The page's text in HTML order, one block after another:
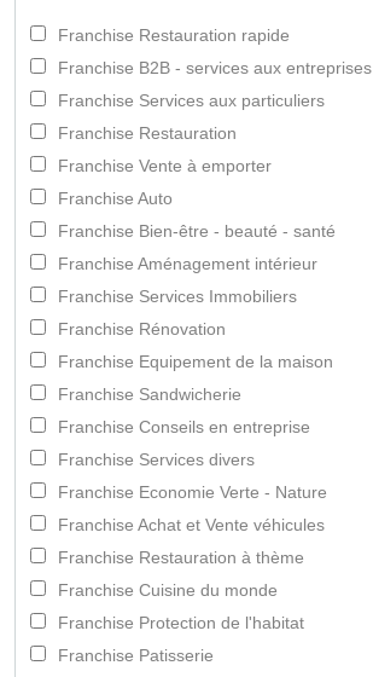
Franchise Restauration rapide
Franchise B2B - services aux entreprises
Franchise Services aux particuliers
Franchise Restauration
Franchise Vente à emporter
Franchise Auto
Franchise Bien-être - beauté - santé
Franchise Aménagement intérieur
Franchise Services Immobiliers
Franchise Rénovation
Franchise Equipement de la maison
Franchise Sandwicherie
Franchise Conseils en entreprise
Franchise Services divers
Franchise Economie Verte - Nature
Franchise Achat et Vente véhicules
Franchise Restauration à thème
Franchise Cuisine du monde
Franchise Protection de l'habitat
Franchise Patisserie